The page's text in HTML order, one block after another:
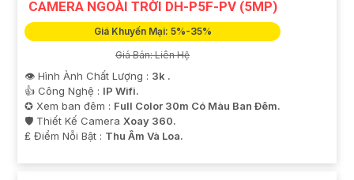
CAMERA NGOÀI TRỜI DH-P5F-PV (5MP)
Giá Khuyến Mại: 5%-35%
Giá Bán: Liên Hệ
👁 Hình Ành Chất Lượng : 3k .
👍 Công Nghệ : IP Wifi.
✪ Xem ban đêm : Full Color 30m Có Màu Ban Ðêm.
🛡 Thiết Kế Camera Xoay 360.
️₤ Điểm Nỗi Bật : Thu Âm Và Loa.